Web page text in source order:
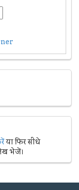
या फिर सीधे
भेजें।